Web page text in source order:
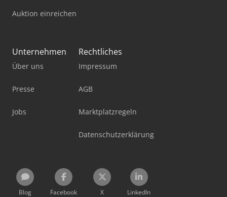
Auktion einreichen
Unternehmen
Über uns
Presse
Jobs
Rechtliches
Impressum
AGB
Marktplatzregeln
Datenschutzerklärung
Blog Facebook X LinkedIn